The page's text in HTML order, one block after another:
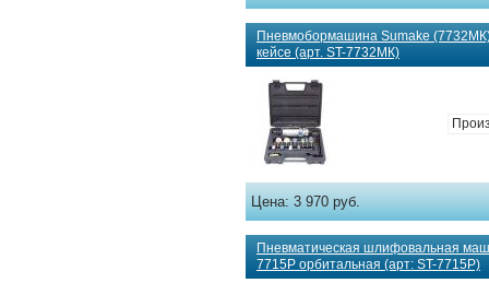
Пневмобормашина Sumake
кейсе (арт. ST-7732МК)
Цена:3 970 руб.
Пневматическая шлифовальная
7715Р орбитальная (арт: ST-7715Р)